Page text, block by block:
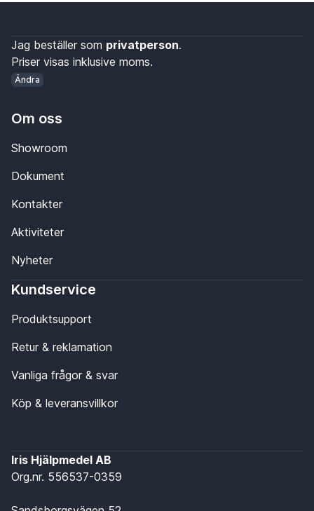
Jag beställer som privatperson.
Priser visas inklusive moms.
Ändra
Om oss
Showroom
Dokument
Kontakter
Aktiviteter
Nyheter
Kundservice
Produktsupport
Retur & reklamation
Vanliga frågor & svar
Köp & leveransvillkor
Iris Hjälpmedel AB
Org.nr. 556537-0359